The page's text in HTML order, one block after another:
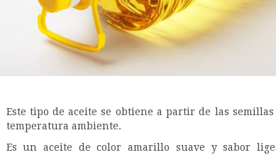
Este tipo de aceite se obtiene a partir de las
temperatura ambiente.
Es un aceite de color amarillo suave y sabor